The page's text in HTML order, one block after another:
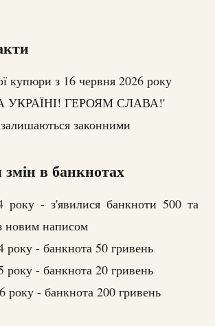
купюри з 16 червня 2026 року
УКРАЇНІ! ГЕРОЯМ СЛАВА!'
законними
змін в банкнотах
року - з'явилися банкноти 500 та
новим написом
року - банкнота 50 гривень
року - банкнота 20 гривень
року - банкнота 200 гривень